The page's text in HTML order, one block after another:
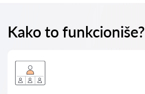
Kako to funkcioniše?